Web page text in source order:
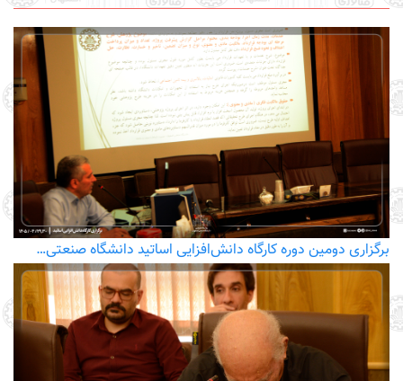
برگزاری دومین دوره کارگاه دانش‌افزایی اساتید دانشگاه صنعتی…